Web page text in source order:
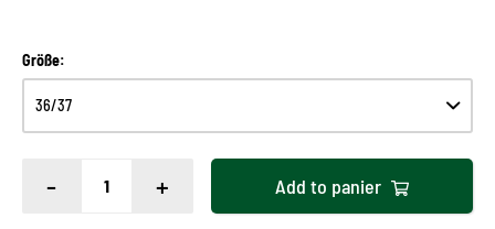
Größe:
- + Add to panier